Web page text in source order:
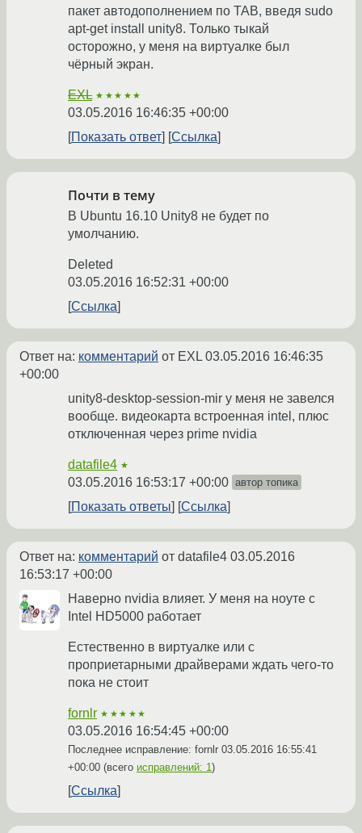
пакет автодополнением по TAB, введя sudo
apt-get install unity8. Только тыкай
осторожно, у меня на виртуалке был
чёрный экран.
EXL ★★★★★
03.05.2016 16:46:35 +00:00
Показать ответ
Ссылка
Почти в тему
В Ubuntu 16.10 Unity8 не будет по
умолчанию.
Deleted
03.05.2016 16:52:31 +00:00
Ссылка
Ответ на: комментарий от EXL 03.05.2016 16:46:35
+00:00
unity8-desktop-session-mir у меня не завелся
вообще. видеокарта встроенная intel, плюс
отключенная через prime nvidia
datafile4 ★
03.05.2016 16:53:17 +00:00 автор топика
Показать ответы Ссылка
Ответ на: комментарий от datafile4 03.05.2016
16:53:17 +00:00
Наверно nvidia влияет. У меня на ноуте с
Intel HD5000 работает
Естественно в виртуалке или с
проприетарными драйверами ждать чего-то
пока не стоит
fornlr ★★★★★
03.05.2016 16:54:45 +00:00
Последнее исправление: fornlr 03.05.2016 16:55:41
+00:00 (всего исправлений: 1)
Ссылка